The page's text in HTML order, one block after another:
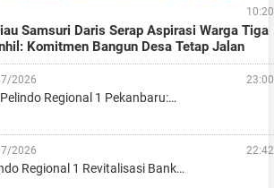
10:20
Samsuri Daris Serap Aspirasi Warga Tiga
Komitmen Bangun Desa Tetap Jalan
2026 23:00
Regional 1 Pekanbaru:…
2026 22:42
Regional 1 Revitalisasi Bank…